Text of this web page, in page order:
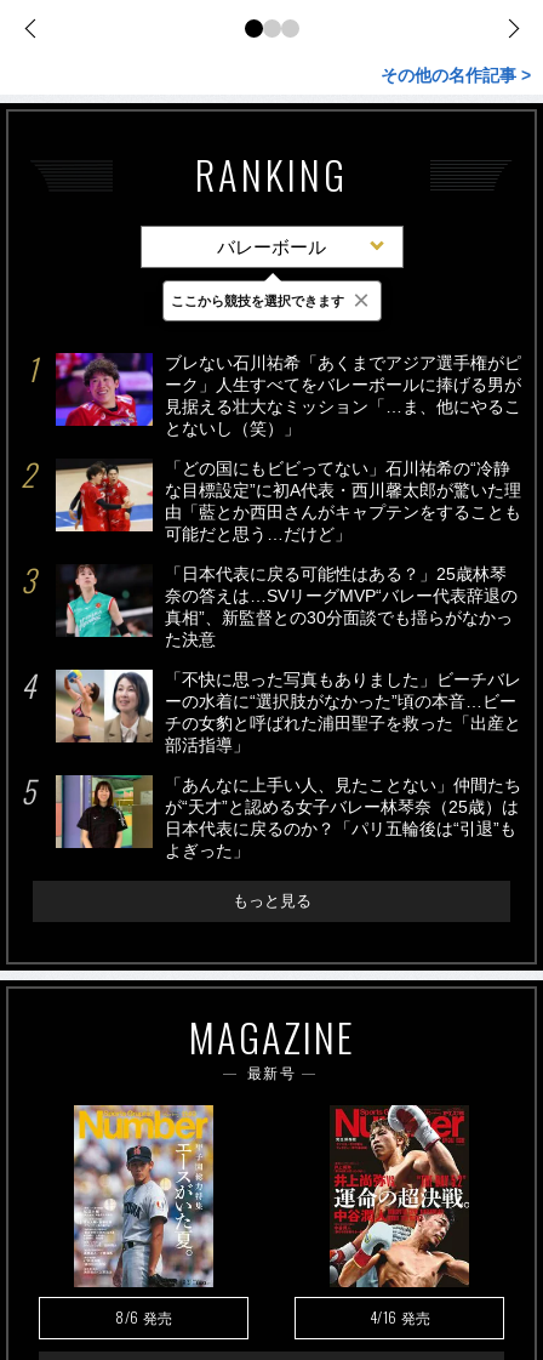
その他の名作記事 >
RANKING
バレーボール
最新 24時間 週間
ブレない石川祐希「あくまでアジア選手権がピ
ーク」人生すべてをバレーボールに捧げる男が
見据える壮大なミッション「…ま、他にやるこ
とないし（笑）」
「どの国にもビビってない」石川祐希の“冷静
な目標設定”に初A代表・西川馨太郎が驚いた理
由「藍とか西田さんがキャプテンをすることも
可能だと思う…だけど」
「日本代表に戻る可能性はある？」25歳林琴
奈の答えは…SVリーグMVP“バレー代表辞退の
真相”、新監督との30分面談でも揺らがなかっ
た決意
「不快に思った写真もありました」ビーチバレ
ーの水着に“選択肢がなかった”頃の本音…ビー
チの女豹と呼ばれた浦田聖子を救った「出産と
部活指導」
「あんなに上手い人、見たことない」仲間たち
が“天才”と認める女子バレー林琴奈（25歳）は
日本代表に戻るのか？「パリ五輪後は“引退”も
よぎった」
もっと見る
MAGAZINE
最新号
8/6 発売 4/16 発売
ここから競技を選択できます ×